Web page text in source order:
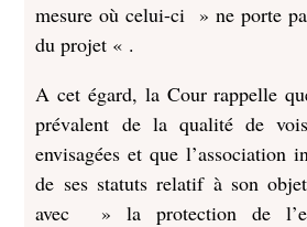
mesure où celui-ci » ne porte
du projet « .
A cet égard, la Cour rappelle
prévalent de la qualité de
envisagées et que l’association
de ses statuts relatif à son
avec » la protection de